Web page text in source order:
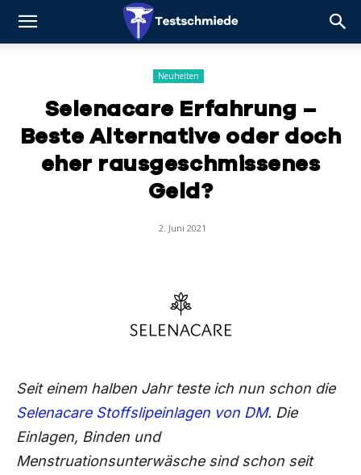
Neuheiten
Selenacare Erfahrung –
Beste Alternative oder doch
eher rausgeschmissenes
Geld?
2. Juni 2021
Seit einem halben Jahr teste ich nun schon die
Selenacare Stoffslipeinlagen von DM. Die
Einlagen, Binden und
Menstruationsunterwäsche sind schon seit